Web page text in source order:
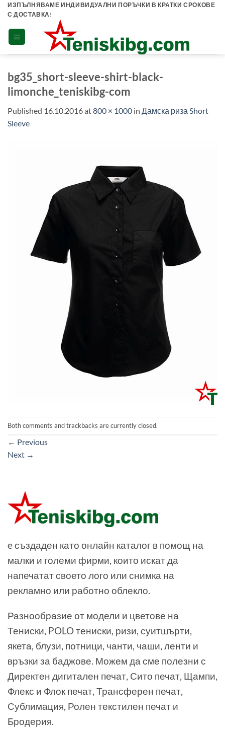
Skip
content
ИЗПЪЛНЯВАМЕ ИНДИВИДУАЛНИ ПОРЪЧКИ В КРАТКИ СРОКОВЕ
С ДОСТАВКА!
bg35_short-sleeve-shirt-black-
limonche_teniskibg-com
Published 16.10.2016at800 × 1000 in Дамска риза Short
Sleeve
Both comments and trackbacks are currently closed.
← Previous
Next →
e създаден като онлайн каталог в помощ на
малки и големи фирми, които искат да
напечатат своето лого или снимка на
рекламно или работно облекло.
Разнообразие от модели и цветове на
Тениски, POLO тениски, ризи, суитшърти,
якета, блузи, потници, чанти, чаши, ленти и
връзки за баджове. Можем да сме полезни с
Директен дигитален печат, Сито печат, Щампи,
Флекс и Флок печат, Трансферен печат,
Сублимация, Ролен текстилен печат и
Бродерия.